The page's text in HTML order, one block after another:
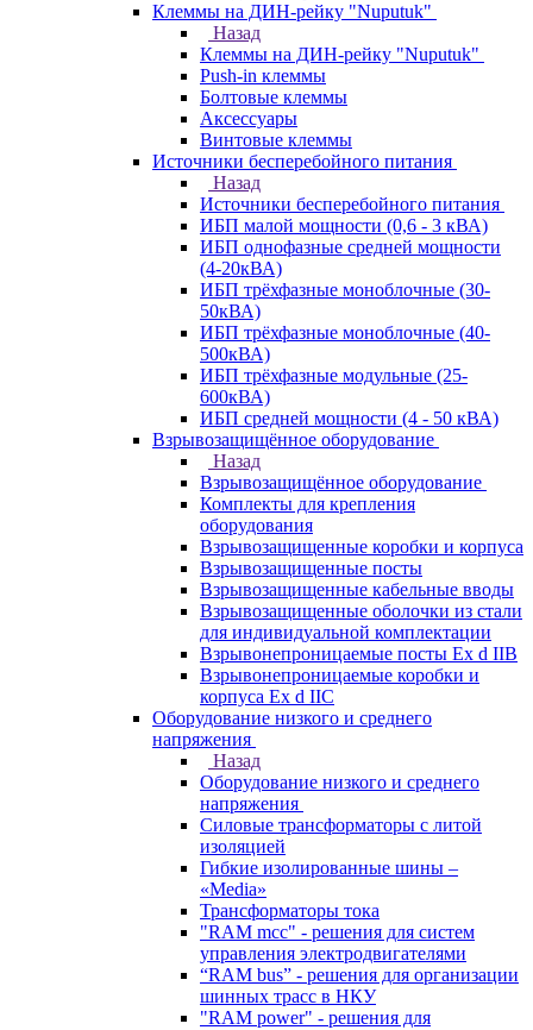
Клеммы на ДИН-рейку "Nuputuk"
Назад
Клеммы на ДИН-рейку "Nuputuk"
Push-in клеммы
Болтовые клеммы
Аксессуары
Винтовые клеммы
Источники бесперебойного питания
Назад
Источники бесперебойного питания
ИБП малой мощности (0,6 - 3 кВА)
ИБП однофазные средней мощности
(4-20кВА)
ИБП трёхфазные моноблочные (30-
50кВА)
ИБП трёхфазные моноблочные (40-
500кВА)
ИБП трёхфазные модульные (25-
600кВА)
ИБП средней мощности (4 - 50 кВА)
Взрывозащищённое оборудование
Назад
Взрывозащищённое оборудование
Комплекты для крепления
оборудования
Взрывозащищенные коробки и корпуса
Взрывозащищенные посты
Взрывозащищенные кабельные вводы
Взрывозащищенные оболочки из стали
для индивидуальной комплектации
Взрывонепроницаемые посты Ex d IIB
Взрывонепроницаемые коробки и
корпуса Ex d IIС
Оборудование низкого и среднего
напряжения
Назад
Оборудование низкого и среднего
напряжения
Силовые трансформаторы с литой
изоляцией
Гибкие изолированные шины –
«Media»
Трансформаторы тока
"RAM mcc" - решения для систем
управления электродвигателями
“RAM bus” - решения для организации
шинных трасс в НКУ
"RAM power" - решения для